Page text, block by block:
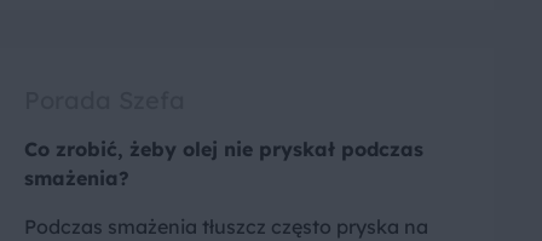
Co zrobić, żeby olej nie pryskał podczas
smażenia?
Podczas smażenia tłuszcz często pryska na